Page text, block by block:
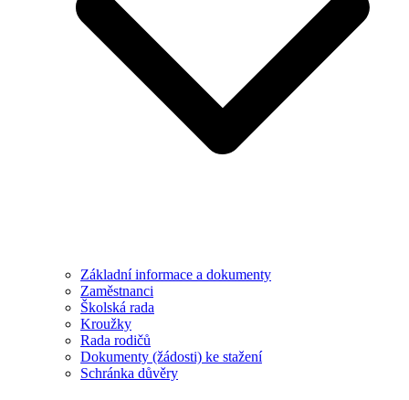
Základní informace a dokumenty
Zaměstnanci
Školská rada
Kroužky
Rada rodičů
Dokumenty (žádosti) ke stažení
Schránka důvěry